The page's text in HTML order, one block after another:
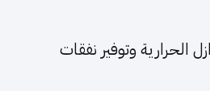
الحرارية وتوفير نفقات